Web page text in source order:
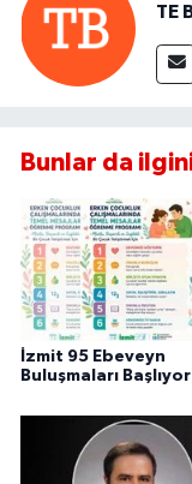
TE
Bunlar da
İzmit 95 Ebeveyn
Buluşmaları Başlıyor